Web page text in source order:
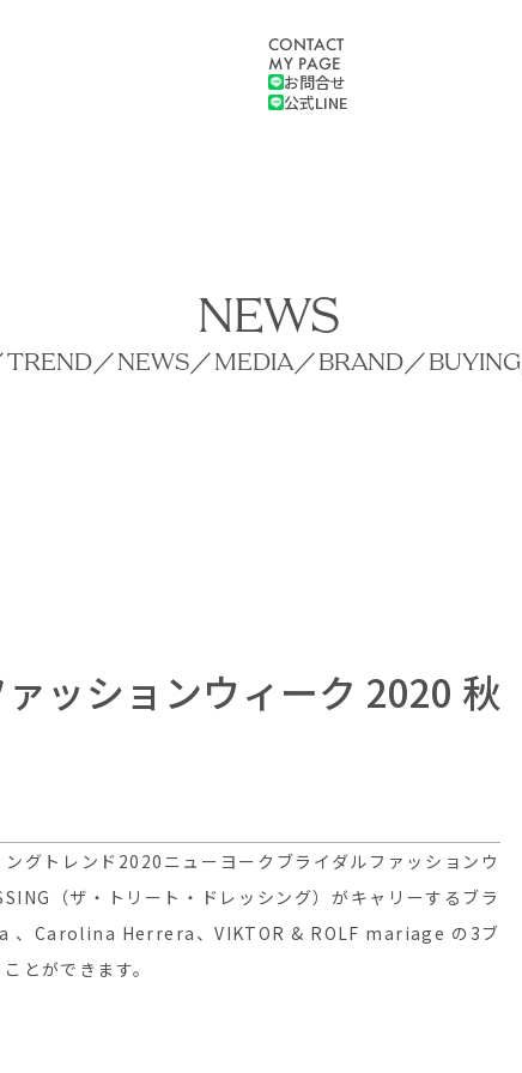
CONTACT
MY PAGE
お問合せ
公式LINE
NEWS
TREND／ NEWS／ MEDIA／ BRAND／ BUYING
ッションウィーク 2020 秋
トレンド2020ニューヨークブライダルファッションウ
（ザ・トリート・ドレッシング）がキャリーするブラ
、Carolina Herrera、VIKTOR & ROLF mariage の3ブ
とができます。